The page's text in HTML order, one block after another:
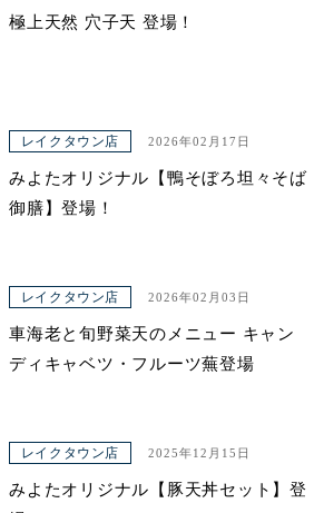
極上天然 穴子天 登場！
レイクタウン店 2026年02月17日
みよたオリジナル【鴨そぼろ坦々そば
御膳】登場！
レイクタウン店 2026年02月03日
車海老と旬野菜天のメニュー キャン
ディキャベツ・フルーツ蕪登場
レイクタウン店 2025年12月15日
みよたオリジナル【豚天丼セット】登